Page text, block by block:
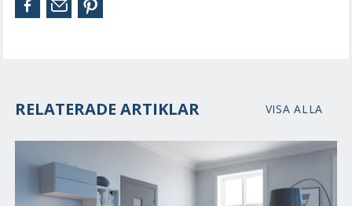
RELATERADE ARTIKLAR VISA ALLA